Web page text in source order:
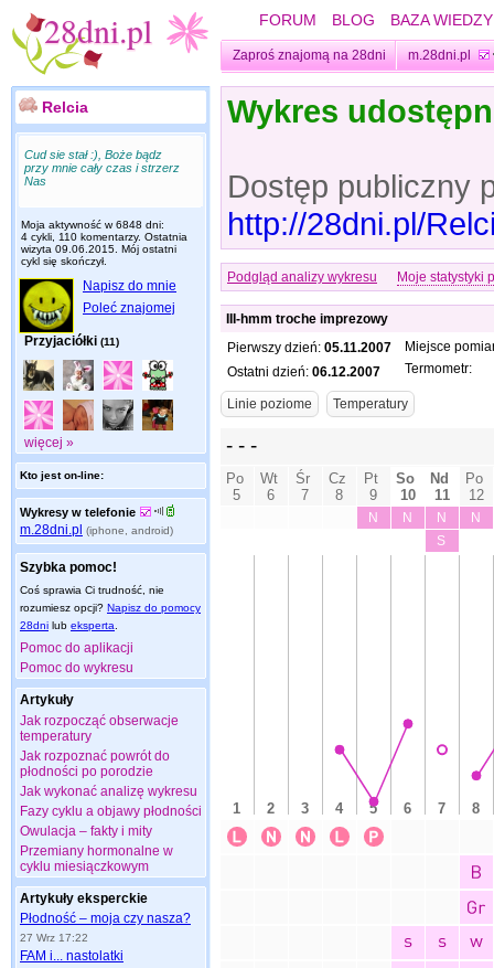
FORUM BLOG BAZA WIEDZY
Zaproś znajomą na 28dni m.28dni.pl
Relcia
Cud sie stał :), Boże bądz
przy mnie cały czas i strzerz
Nas
Moja aktywność w 6848 dni:
4 cykli, 110 komentarzy. Ostatnia
wizyta 09.06.2015 . Mój ostatni
cykl się skończył.
Napisz do mnie
Poleć znajomej
Przyjaciółki (11)
więcej »
Kto jest on-line:
Wykresy w telefonie
m.28dni.pl (iphone, android)
Szybka pomoc!
Coś sprawia Ci trudność, nie
rozumiesz opcji? Napisz do pomocy
28dni lub eksperta
Pomoc do aplikacji
Pomoc do wykresu
Artykuły
Jak rozpocząć obserwacje
temperatury
Jak rozpoznać powrót do
płodności po porodzie
Jak wykonać analizę wykresu
Fazy cyklu a objawy płodności
Owulacja – fakty i mity
Przemiany hormonalne w
cyklu miesiączkowym
Artykuły eksperckie
Płodność – moja czy nasza?
27 Wrz 17:22
FAM i... nastolatki
Wykres
Dostęp publiczny
http://28dni.pl/
Podgląd analizy wykresu Moje statystyki
III-hmm troche imprezowy
Pierwszy dzień: 05.11.2007
Ostatni dzień: 06.12.2007
Miejsce
Termometr: